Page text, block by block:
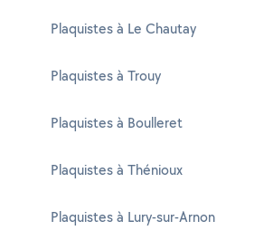
Plaquistes à Le Chautay
Plaquistes à Trouy
Plaquistes à Boulleret
Plaquistes à Thénioux
Plaquistes à Lury-sur-Arnon